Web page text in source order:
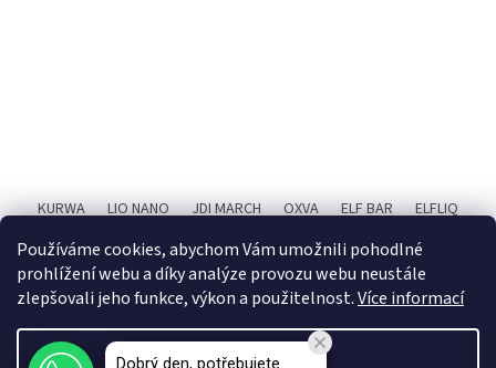
Používáme cookies, abychom Vám umožnili pohodlné
prohlížení webu a díky analýze provozu webu neustále
zlepšovali jeho funkce, výkon a použitelnost.Více informací
Điều chỉnh
KURWA LIO NANO JDI MARCH OXVA ELF BAR
ELFLIQ
SYX BAR
RITCHY POPIČ! X4 BAR JUICE
Được tạo bởi Shoptet Premium
Dobrý den, potřebujete